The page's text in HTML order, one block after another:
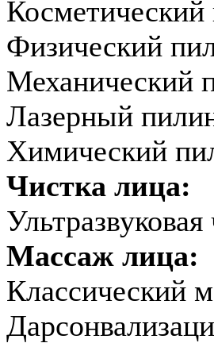
Косметический
Физический
Механический
Лазерный
Химический
Чистка лица:
Массаж лица:
Классический